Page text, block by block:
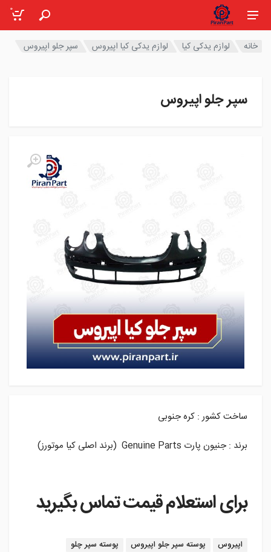
0
خانه لوازم یدکی کیا لوازم یدکی کیا اپیروس سپر جلو اپیروس
سپر جلو اپیروس
ساخت کشور : کره جنوبی
برند : جنیون پارت Genuine Parts (برند اصلی کیا موتورز)
برای استعلام قیمت تماس بگیرید
برچسب:
اپیروس پوسته سپر جلو اپیروس
پوسته سپر چلو